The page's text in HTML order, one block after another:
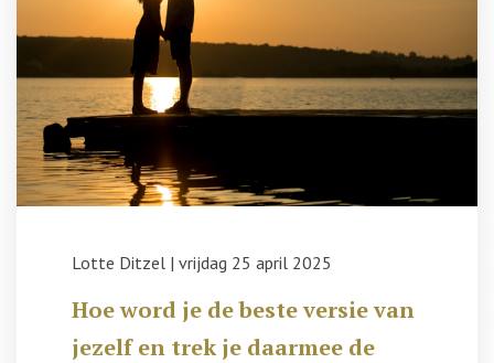
Lotte Ditzel | vrijdag 25 april 2025
Hoe word je de beste versie van
jezelf en trek je daarmee de